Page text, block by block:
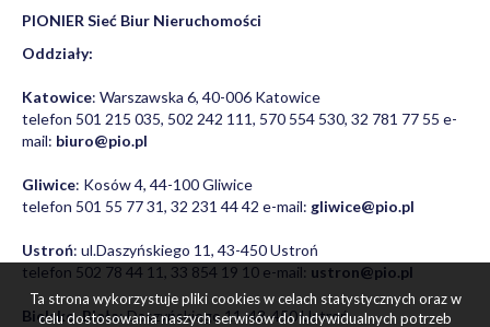
PIONIER Sieć Biur Nieruchomości
Oddziały:
Katowice: Warszawska 6, 40-006 Katowice
telefon 501 215 035, 502 242 111, 570 554 530, 32 781 77 55 e-
mail: biuro@pio.pl
Gliwice: Kosów 4, 44-100 Gliwice
telefon 501 55 77 31, 32 231 44 42 e-mail: gliwice@pio.pl
Ustroń: ul.Daszyńskiego 11, 43-450 Ustroń
telefon 502 78 44 11, 33 854 19 10 e-mail: ustron@pio.pl
Bielsko-Biała: Daszyńskiego 11, 43-450 Ustroń
Ta strona wykorzystuje pliki cookies w celach statystycznych oraz w
celu dostosowania naszych serwisów do indywidualnych potrzeb